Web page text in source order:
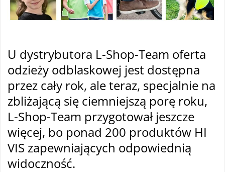
U dystrybutora L-Shop-Team oferta
odzieży odblaskowej jest dostępna
przez cały rok, ale teraz, specjalnie na
zbliżającą się ciemniejszą porę roku,
L-Shop-Team przygotował jeszcze
więcej, bo ponad 200 produktów HI
VIS zapewniających odpowiednią
widoczność.